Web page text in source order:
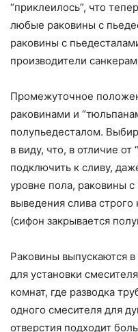
“приклеилось”, что
любые раковины с
раковины с
производители
Промежуточное
раковинами и
полупьедесталом.
в виду, что, в отличие
подключить к сливу,
уровне пола, раковины
выведения слива
(сифон закрывается
Раковины выпускаются в
для установки
комнат, где разводка
одного смесителя для
отверстия подходит